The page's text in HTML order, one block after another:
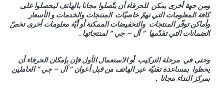
ومن جهة أخرى يمكن للحرفاء أن يتّصلوا مجانا بالهاتف ليحصلوا على
كافة المعلومات التي تهمّ خاصيّاتالمنتجات والخدمات و الأسعار
وأماكن توفّر المنتجات والتخفيضات الممكنة أو أيّة معلومات أخرى تخصّ
الضمانات التي تقدّمها ” آل – جي ” لمنتجاتها .
وحتى في مرحلة التركيب أو الاستعمال الأول فإن بإمكان الحرفاء أن
يحظوا بمساعدة تقنيّة عبر الهاتف من قبل أعوان ” آل – جي ” العاملين
بمركز النداء مجانا .